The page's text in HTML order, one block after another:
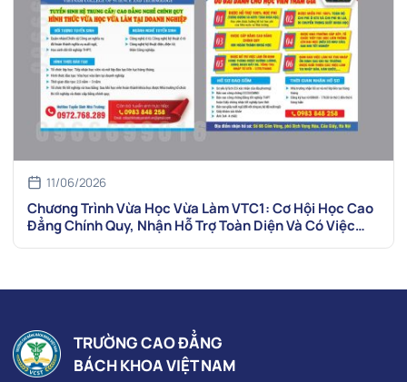
11/06/2026
Chương Trình Vừa Học Vừa Làm VTC1: Cơ Hội Học Cao
Đẳng Chính Quy, Nhận Hỗ Trợ Toàn Diện Và Có Việc
TRƯỜNG CAO ĐẲNG
BÁCH KHOA VIỆT NAM